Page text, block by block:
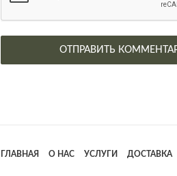
ГЛАВНАЯ О НАС УСЛУГИ ДОСТАВКА